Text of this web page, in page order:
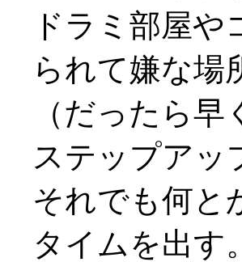
ドラミ部屋
られて嫌な場
（だったら
ステップアッ
それでも何と
タイムを出す